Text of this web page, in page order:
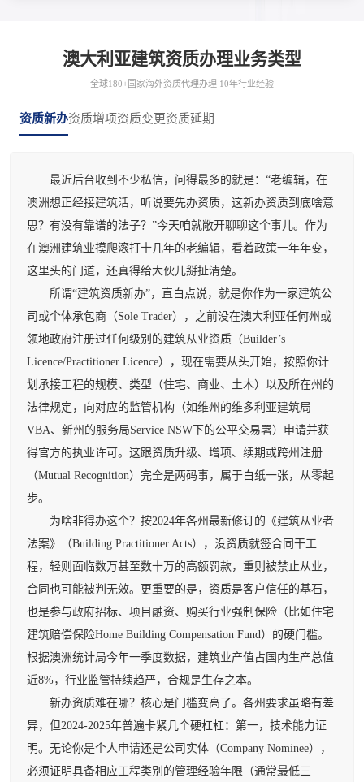
澳大利亚建筑资质办理业务类型
全球180+国家海外资质代理办理 10年行业经验
资质新办资质增项资质变更资质延期
最近后台收到不少私信，问得最多的就是：“老编辑，在
澳洲想正经接建筑活，听说要先办资质，这新办资质到底啥意
思？有没有靠谱的法子？”今天咱就敞开聊聊这个事儿。作为
在澳洲建筑业摸爬滚打十几年的老编辑，看着政策一年年变，
这里头的门道，还真得给大伙儿掰扯清楚。
所谓“建筑资质新办”，直白点说，就是你作为一家建筑公
司或个体承包商（Sole Trader），之前没在澳大利亚任何州或
领地政府注册过任何级别的建筑从业资质（Builder’s
Licence/Practitioner Licence），现在需要从头开始，按照你计
划承接工程的规模、类型（住宅、商业、土木）以及所在州的
法律规定，向对应的监管机构（如维州的维多利亚建筑局
VBA、新州的服务局Service NSW下的公平交易署）申请并获
得官方的执业许可。这跟资质升级、增项、续期或跨州注册
（Mutual Recognition）完全是两码事，属于白纸一张，从零起
步。
为啥非得办这个？按2024年各州最新修订的《建筑从业者
法案》（Building Practitioner Acts），没资质就签合同干工
程，轻则面临数万甚至数十万的高额罚款，重则被禁止从业，
合同也可能被判无效。更重要的是，资质是客户信任的基石，
也是参与政府招标、项目融资、购买行业强制保险（比如住宅
建筑赔偿保险Home Building Compensation Fund）的硬门槛。
根据澳洲统计局今年一季度数据，建筑业产值占国内生产总值
近8%，行业监管持续趋严，合规是生存之本。
新办资质难在哪？核心是门槛变高了。各州要求虽略有差
异，但2024-2025年普遍卡紧几个硬杠杠：第一，技术能力证
明。无论你是个人申请还是公司实体（Company Nominee），
必须证明具备相应工程类别的管理经验年限（通常最低三